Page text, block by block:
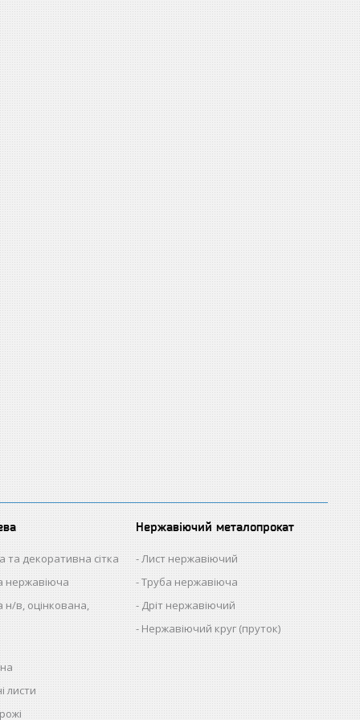
та декоративна сітка
нержавіюча
н/в, оцінкована,
листи
Нержавіючий металопрокат
Лист нержавіючий
Труба нержавіюча
Дріт нержавіючий
Нержавіючий круг (пруток)